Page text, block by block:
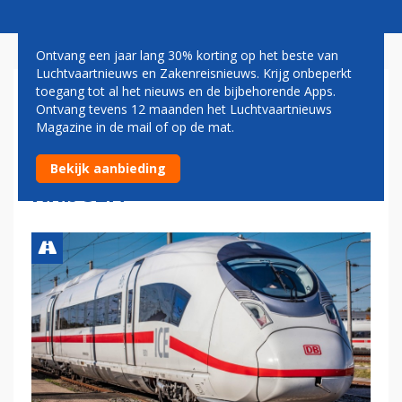
BRUSSELS AIRPORT LIJKT
EINDELIJK LANG GEWENSTE
HOGESNELHEIDSTREIN TE
KRIJGEN
Ontvang een jaar lang 30% korting op het beste van
Luchtvaartnieuws en Zakenreisnieuws. Krijg onbeperkt
toegang tot al het nieuws en de bijbehorende Apps.
Ontvang tevens 12 maanden het Luchtvaartnieuws
Magazine in de mail of op de mat.
Bekijk aanbieding